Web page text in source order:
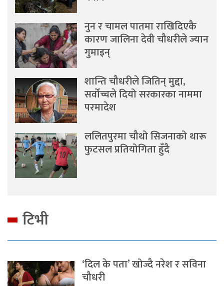
नुन र चामल पातमा राखिदिएकै
कारण जालिना देवी चौधरीले ज्यान
गुमाइन्
शान्ति चौधरीले जितिन् मुद्दा,
सर्वोच्चले दियो सरकारका नाममा
परमादेश
ललितपुरमा चौथो सिजनाको थारू
फुटसल प्रतियोगिता हुँदै
टिभी
‘दिल के पता’ खोज्दै नरेश र सविना
चौधरी